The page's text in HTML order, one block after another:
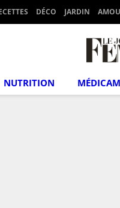
DÉCO JARDIN
NUTRITION